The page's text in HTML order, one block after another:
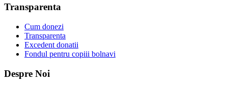
Transparenta
Cum donezi
Transparenta
Excedent donatii
Fondul pentru copiii bolnavi
Despre Noi